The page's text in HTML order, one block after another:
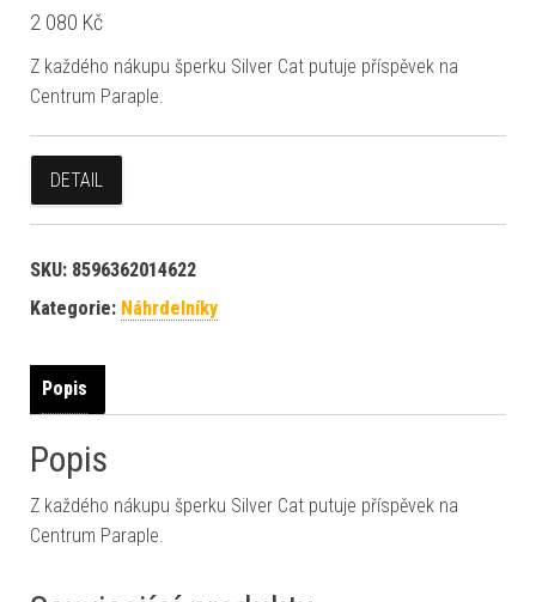
2 080 Kč
Z každého nákupu šperku Silver Cat putuje příspěvek na
Centrum Paraple.
DETAIL
SKU: 8596362014622
Kategorie: Náhrdelníky
Popis
Popis
Z každého nákupu šperku Silver Cat putuje příspěvek na
Centrum Paraple.